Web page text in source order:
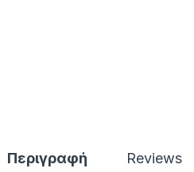
Περιγραφή Reviews